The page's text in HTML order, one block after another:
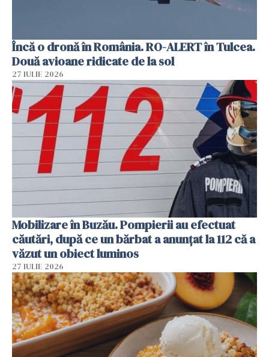
Încă o dronă în România. RO-ALERT în Tulcea.
Două avioane ridicate de la sol
27 IULIE 2026
Mobilizare în Buzău. Pompierii au efectuat
căutări, după ce un bărbat a anunțat la 112 că a
văzut un obiect luminos
27 IULIE 2026